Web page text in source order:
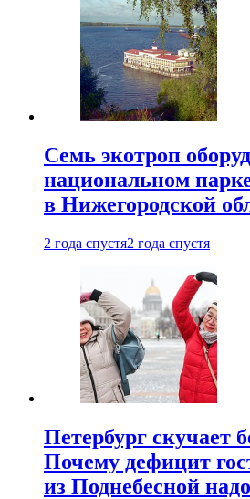
Семь экотроп
национальном
в Нижегородской
2 года спустя2 года спустя
Петербург скучает
Почему дефицит
из Поднебесной